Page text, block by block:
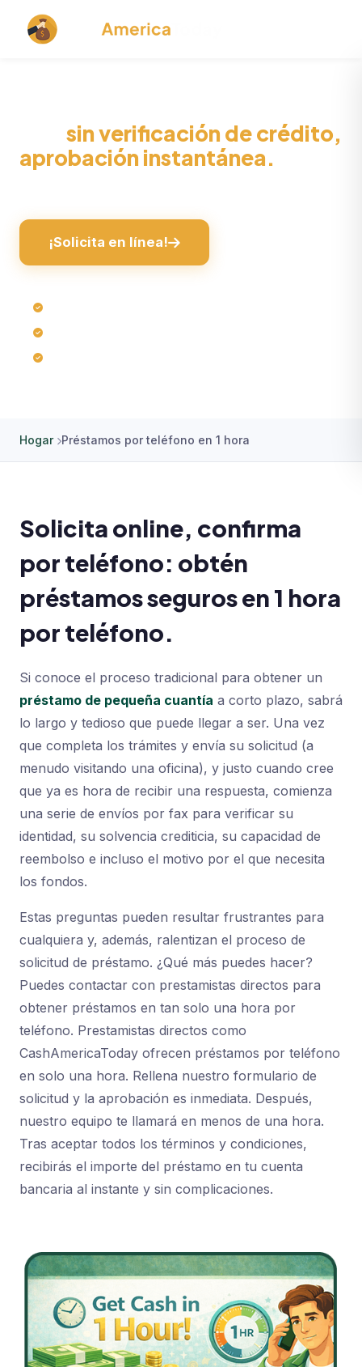
sin verificación de crédito,
aprobación instantánea.
¡Solicita en línea!
Hogar Préstamos por teléfono en 1 hora
Solicita online, confirma
por teléfono: obtén
préstamos seguros en 1 hora
por teléfono.
Si conoce el proceso tradicional para obtener un
préstamo de pequeña cuantía a corto plazo, sabrá
lo largo y tedioso que puede llegar a ser. Una vez
que completa los trámites y envía su solicitud (a
menudo visitando una oficina), y justo cuando cree
que ya es hora de recibir una respuesta, comienza
una serie de envíos por fax para verificar su
identidad, su solvencia crediticia, su capacidad de
reembolso e incluso el motivo por el que necesita
los fondos.
Estas preguntas pueden resultar frustrantes para
cualquiera y, además, ralentizan el proceso de
solicitud de préstamo. ¿Qué más puedes hacer?
Puedes contactar con prestamistas directos para
obtener préstamos en tan solo una hora por
teléfono. Prestamistas directos como
CashAmericaToday ofrecen préstamos por teléfono
en solo una hora. Rellena nuestro formulario de
solicitud y la aprobación es inmediata. Después,
nuestro equipo te llamará en menos de una hora.
Tras aceptar todos los términos y condiciones,
recibirás el importe del préstamo en tu cuenta
bancaria al instante y sin complicaciones.